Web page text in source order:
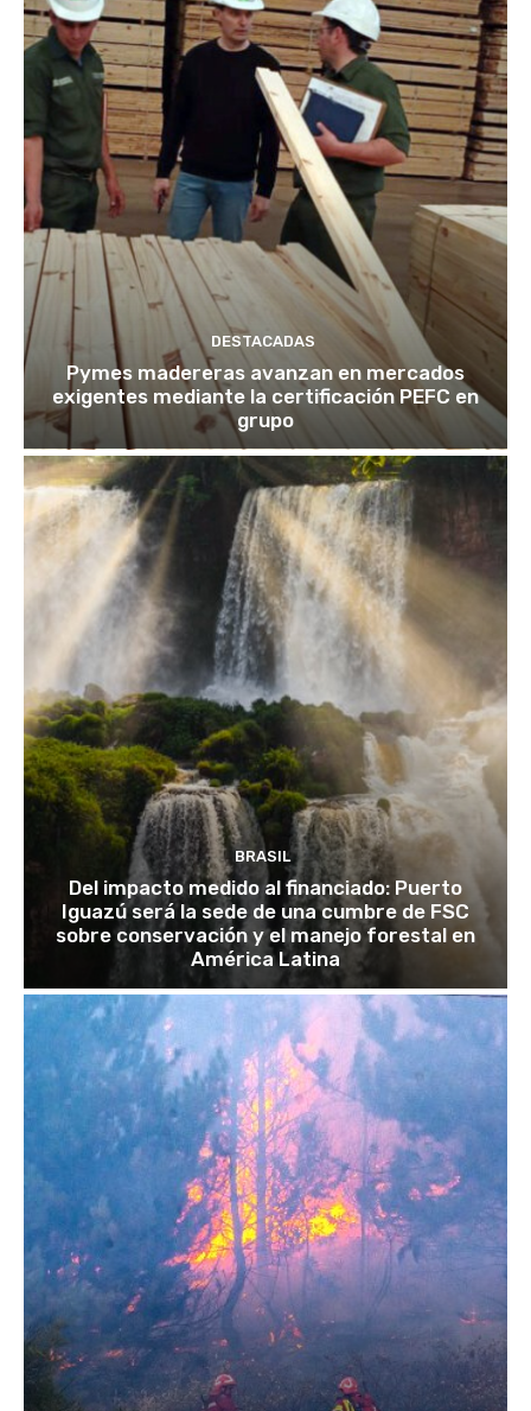
DESTACADAS
Pymes madereras avanzan en mercados
exigentes mediante la certificación PEFC en
grupo
BRASIL
Del impacto medido al financiado: Puerto
Iguazú será la sede de una cumbre de FSC
sobre conservación y el manejo forestal en
América Latina